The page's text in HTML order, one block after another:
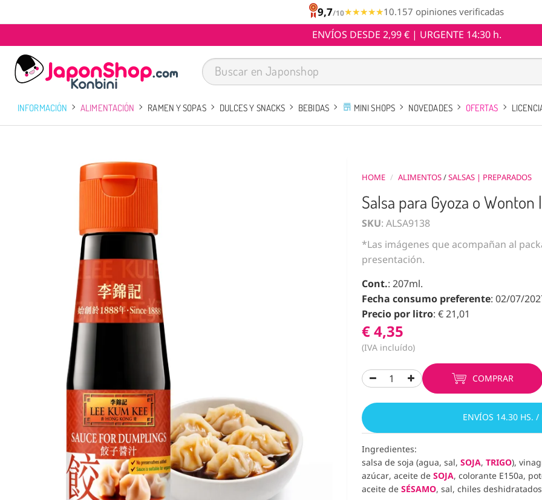
9,7/10★★★★★
★★★★★10.157 opiniones verificadas
ENVÍOS DESDE 2,99 € | URGENTE 14:30 h.
INFORMACIÓN ALIMENTACIÓN RAMEN Y SOPAS DULCES Y SNACKS BEBIDAS MINI SHOPS NOVEDADES OFERTAS
HOME / ALIMENTOS/SALSAS | PREPARADOS
Salsa para Gyoza o
SKU: ALSA9138
*Las imágenes que acompañan al
presentación.
Cont.: 207ml.
Fecha consumo preferente: 02/07/
Precio por litro: € 21,01
€ 4,35
(IVA incluído)
COMPRAR
ENVÍOS 14.30 HS. /
Ingredientes:
salsa de soja (agua, sal, SOJA, TRIGO),
azúcar, aceite de SOJA, colorante E150a,
aceite de SÉSAMO, sal, chiles